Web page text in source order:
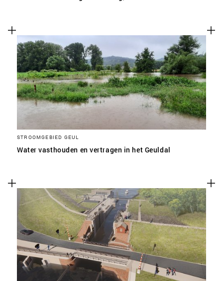
STROOMGEBIED GEUL
Water vasthouden en vertragen in het Geuldal